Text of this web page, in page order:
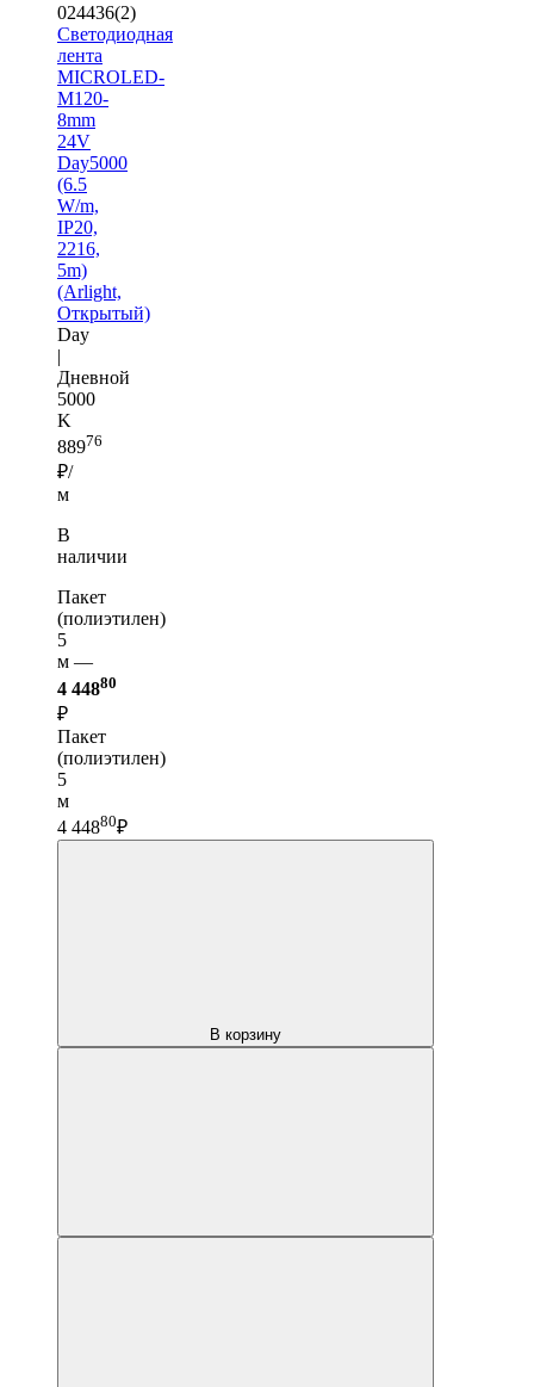
024436(2)
Светодиодная
лента
MICROLED-
M120-
8mm
24V
Day5000
(6.5
W/m,
IP20,
2216,
5m)
(Arlight,
Открытый)
Day
|
Дневной
5000
K
88976
₽/
м
В
наличии
Пакет
(полиэтилен)
5
м —
4 44880
₽
Пакет
(полиэтилен)
5
м
4 44880₽
В корзину